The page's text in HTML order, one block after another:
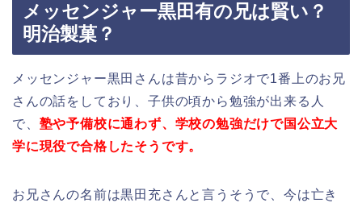
メッセンジャー黒田有の兄は賢い？
明治製菓？
メッセンジャー黒田さんは昔からラジオで1番上のお兄
さんの話をしており、子供の頃から勉強が出来る人
で、 塾や予備校に通わず、学校の勉強だけで国公立大
学に現役で合格したそうです。
お兄さんの名前は黒田充さんと言うそうで、今は亡き